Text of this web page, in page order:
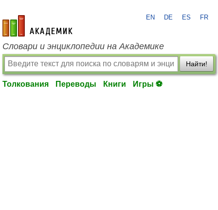
academic.ru
EN DE ES FR
Словари и энциклопедии на Академике
Найти!
Толкования Переводы Книги Игры ⚽